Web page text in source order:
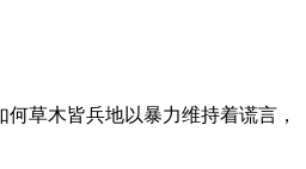
草木皆兵地以暴力维持着谎言，